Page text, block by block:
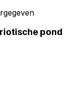
pond